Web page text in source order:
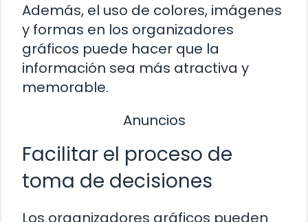
Además, el uso de colores, imágenes
y formas en los organizadores
gráficos puede hacer que la
información sea más atractiva y
memorable.
Anuncios
Facilitar el proceso de
toma de decisiones
Los organizadores gráficos pueden